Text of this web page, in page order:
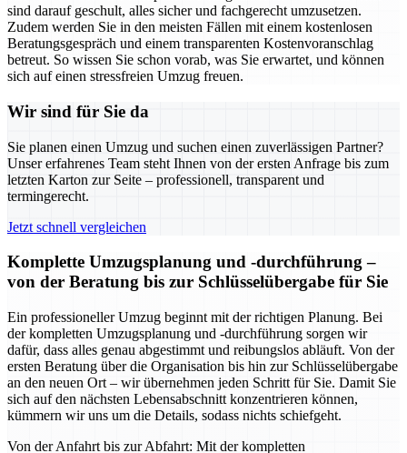
sind darauf geschult, alles sicher und fachgerecht umzusetzen.
Zudem werden Sie in den meisten Fällen mit einem kostenlosen
Beratungsgespräch und einem transparenten Kostenvoranschlag
betreut. So wissen Sie schon vorab, was Sie erwartet, und können
sich auf einen stressfreien Umzug freuen.
Wir sind für Sie da
Sie planen einen Umzug und suchen einen zuverlässigen Partner?
Unser erfahrenes Team steht Ihnen von der ersten Anfrage bis zum
letzten Karton zur Seite – professionell, transparent und
termingerecht.
Jetzt schnell vergleichen
Komplette Umzugsplanung und -durchführung –
von der Beratung bis zur Schlüsselübergabe für Sie
Ein professioneller Umzug beginnt mit der richtigen Planung. Bei
der kompletten Umzugsplanung und -durchführung sorgen wir
dafür, dass alles genau abgestimmt und reibungslos abläuft. Von der
ersten Beratung über die Organisation bis hin zur Schlüsselübergabe
an den neuen Ort – wir übernehmen jeden Schritt für Sie. Damit Sie
sich auf den nächsten Lebensabschnitt konzentrieren können,
kümmern wir uns um die Details, sodass nichts schiefgeht.
Von der Anfahrt bis zur Abfahrt: Mit der kompletten